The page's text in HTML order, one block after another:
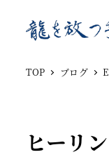
TOP ブログ
ヒーリ